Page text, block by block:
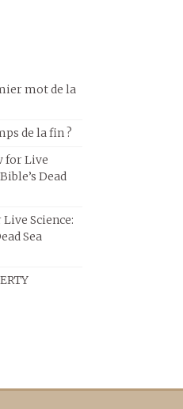
mot de la
de la fin ?
for Live
Dead
Science:
Sea